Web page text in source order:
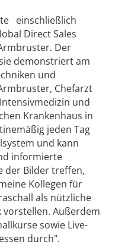
einschließlich
Direct Sales
Der
demonstriert am
und
Chefarzt
und
Krankenhaus in
jeden Tag
und kann
informierte
der Bilder treffen,
Kollegen für
als nützliche
vorstellen. Außerdem
sowie Live-
durch".